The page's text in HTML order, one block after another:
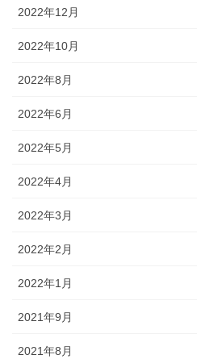
2022年12月
2022年10月
2022年8月
2022年6月
2022年5月
2022年4月
2022年3月
2022年2月
2022年1月
2021年9月
2021年8月